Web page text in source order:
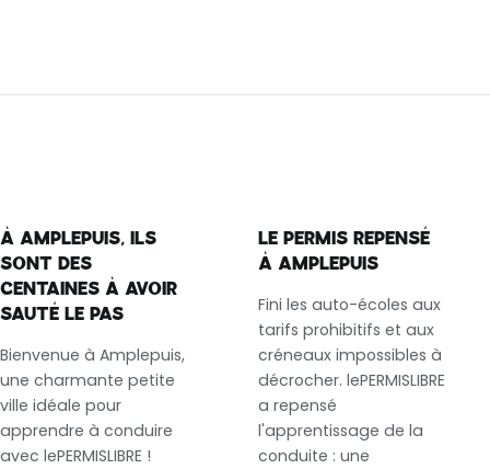
À AMPLEPUIS, ILS
SONT DES
CENTAINES À AVOIR
SAUTÉ LE PAS
Bienvenue à Amplepuis,
une charmante petite
ville idéale pour
apprendre à conduire
avec lePERMISLIBRE !
LE PERMIS REPENSÉ
À AMPLEPUIS
Fini les auto-écoles aux
tarifs prohibitifs et aux
créneaux impossibles à
décrocher. lePERMISLIBRE
a repensé
l'apprentissage de la
conduite : une